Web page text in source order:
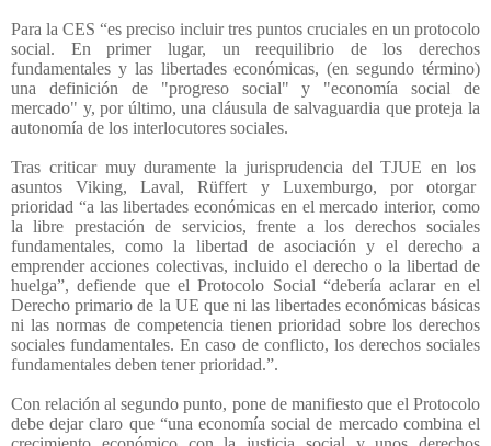
Para la CES “es preciso incluir tres puntos cruciales en un protocolo
social. En primer lugar, un reequilibrio de los derechos
fundamentales y las libertades económicas, (en segundo término)
una definición de "progreso social" y "economía social de
mercado" y, por último, una cláusula de salvaguardia que proteja la
autonomía de los interlocutores sociales.
Tras criticar muy duramente la jurisprudencia del TJUE en los
asuntos Viking, Laval, Rüffert y Luxemburgo, por otorgar
prioridad “a las libertades económicas en el mercado interior, como
la libre prestación de servicios, frente a los derechos sociales
fundamentales, como la libertad de asociación y el derecho a
emprender acciones colectivas, incluido el derecho o la libertad de
huelga”, defiende que el Protocolo Social “debería aclarar en el
Derecho primario de la UE que ni las libertades económicas básicas
ni las normas de competencia tienen prioridad sobre los derechos
sociales fundamentales. En caso de conflicto, los derechos sociales
fundamentales deben tener prioridad.”.
Con relación al segundo punto, pone de manifiesto que el Protocolo
debe dejar claro que “una economía social de mercado combina el